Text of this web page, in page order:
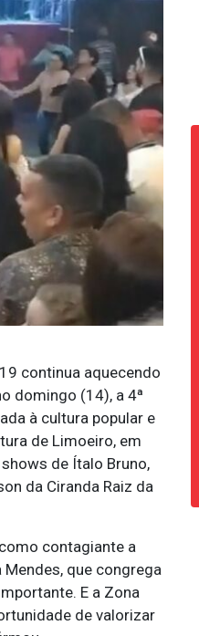
continua aquecendo
domingo (14), a 4ª
à cultura popular e
de Limoeiro, em
de Ítalo Bruno,
da Ciranda Raiz da
contagiante a
que congrega
E a Zona
de valorizar